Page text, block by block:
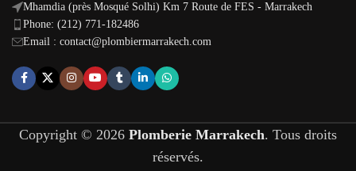
Mhamdia (près Mosqué Solhi) Km 7 Route de FES - Marrakech
Phone: (212) 771-182486
Email : contact@plombiermarrakech.com
Copyright © 2026 Plomberie Marrakech. Tous droits
réservés.